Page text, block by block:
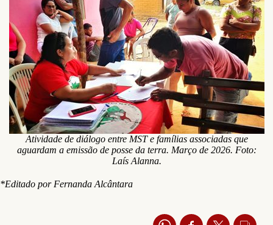
Atividade de diálogo entre MST e famílias associadas que
aguardam a emissão de posse da terra. Março de 2026. Foto:
Laís Alanna.
*Editado por Fernanda Alcântara